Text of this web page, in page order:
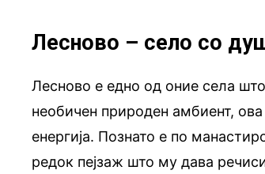
Лесново – село со
Лесново е едно од оние села
необичен природен амбиент,
енергија. Познато е по
редок пејзаж што му дава